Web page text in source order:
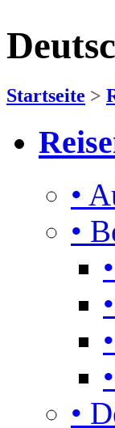
Startseite >
•
•
•